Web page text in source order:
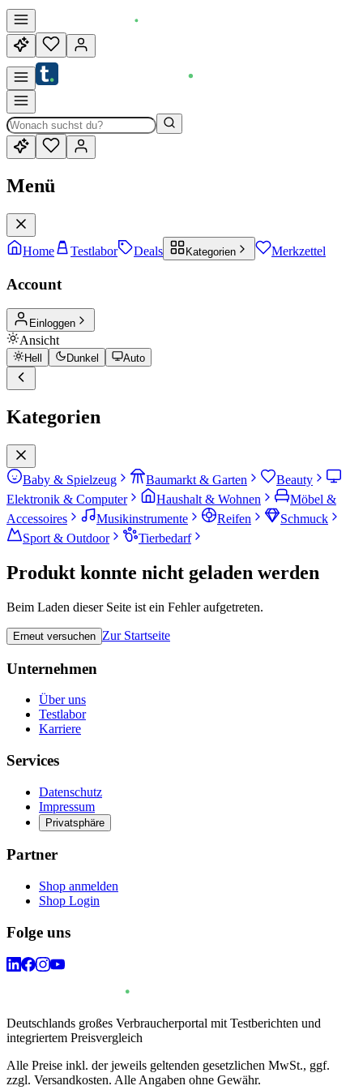
Menü
Home Testlabor Deals Kategorien Merkzettel
Account
Einloggen
Ansicht
Hell Dunkel Auto
Kategorien
Baby & Spielzeug Baumarkt & Garten
Beauty
Elektronik & Computer
Haushalt & Wohnen
Möbel &
Accessoires
Musikinstrumente Reifen
Schmuck
Sport & Outdoor
Tierbedarf
Produkt konnte nicht geladen werden
Beim Laden dieser Seite ist ein Fehler aufgetreten.
Erneut versuchen Zur Startseite
Unternehmen
Über uns
Testlabor
Karriere
Services
Datenschutz
Impressum
Privatsphäre
Partner
Shop anmelden
Shop Login
Folge uns
Deutschlands großes Verbraucherportal mit Testberichten und
integriertem Preisvergleich
Alle Preise inkl. der jeweils geltenden gesetzlichen MwSt., ggf.
zzgl. Versandkosten. Alle Angaben ohne Gewähr.